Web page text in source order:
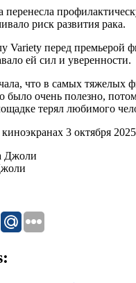
перенесла
риск развития рака.
Variety перед премьерой
ей сил и уверенности.
что в самых
было очень полезно,
терял любимого
3 октября